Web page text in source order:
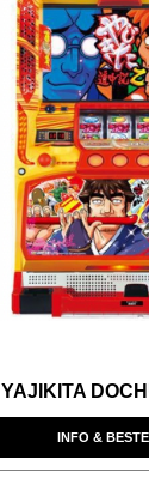
YAJIKITA
INFO &